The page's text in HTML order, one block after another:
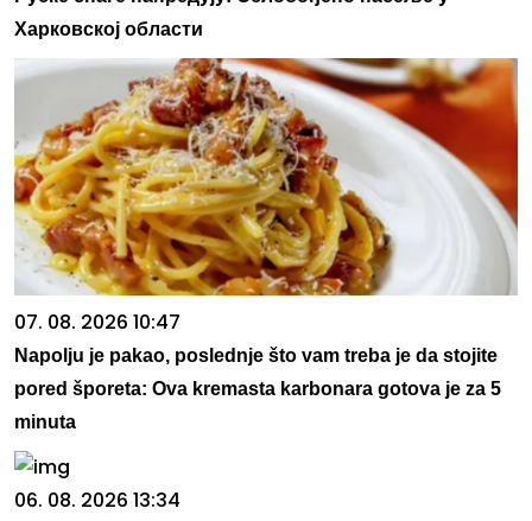
Харковској области
07. 08. 2026 10:47
Napolju je pakao, poslednje što vam treba je da stojite
pored šporeta: Ova kremasta karbonara gotova je za 5
minuta
06. 08. 2026 13:34